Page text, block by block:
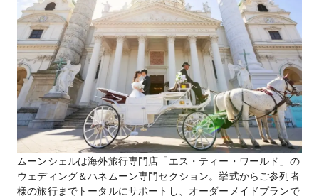
ムーンシェルは海外旅行専門店「エス・ティー・ワールド」の
ウェディング＆ハネムーン専門セクション。挙式からご参列者
様の旅行までトータルにサポートし、オーダーメイドプランで